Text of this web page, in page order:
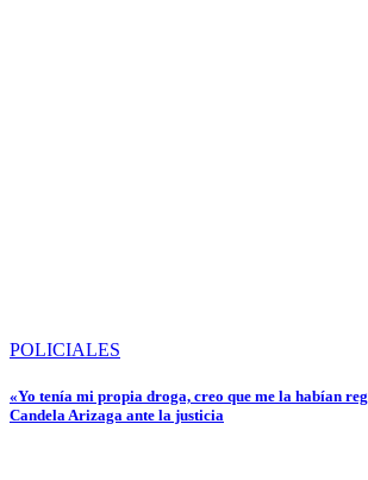
POLICIALES
«Yo tenía mi propia droga, creo que me la habían
Candela Arizaga ante la justicia